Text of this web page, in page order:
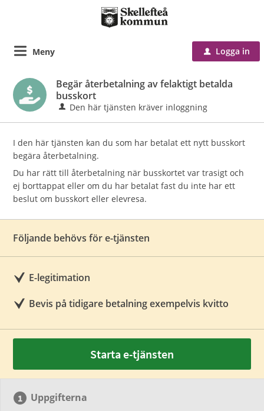
Meny u Logga in
Begär återbetalning av felaktigt betalda
busskort
Den här tjänsten kräver inloggning
I den här tjänsten kan du som har betalat ett nytt busskort
begära återbetalning.
Du har rätt till återbetalning när busskortet var trasigt och
ej borttappat eller om du har betalat fast du inte har ett
beslut om busskort eller elevresa.
Följande behövs för e-tjänsten
E-legitimation
Bevis på tidigare betalning exempelvis kvitto
Starta e-tjänsten
Uppgifterna